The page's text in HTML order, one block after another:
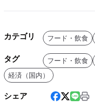
カテゴリ フード・飲食
タグ フード・飲食
経済（国内）
シェア